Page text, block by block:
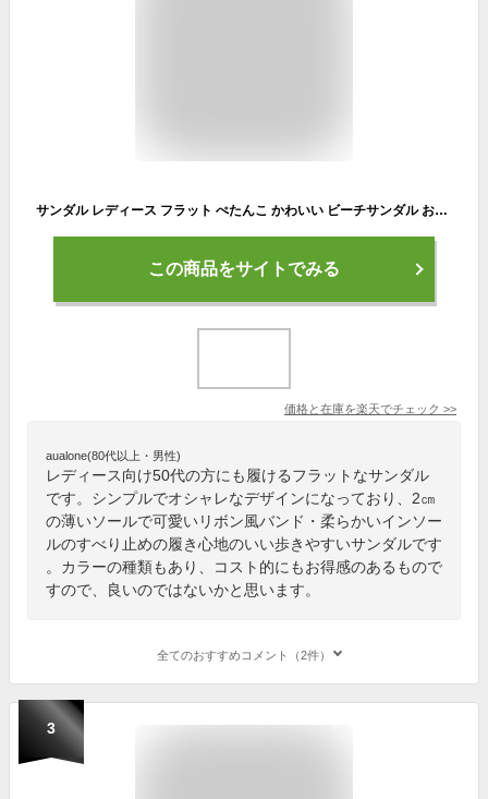
サンダル レディース フラット ぺたんこ かわいい ビーチサンダル おしゃれ 黒 水色 イエロー ベージュ ぺたんこサンダル フラットサンダル
この商品をサイトでみる
価格と在庫を楽天でチェック >>
aualone(80代以上・男性)
レディース向け50代の方にも履けるフラットなサンダル
です。シンプルでオシャレなデザインになっており、2㎝
の薄いソールで可愛いリボン風バンド・柔らかいインソー
ルのすべり止めの履き心地のいい歩きやすいサンダルです
。カラーの種類もあり、コスト的にもお得感のあるもので
すので、良いのではないかと思います。
全てのおすすめコメント（2件）
3